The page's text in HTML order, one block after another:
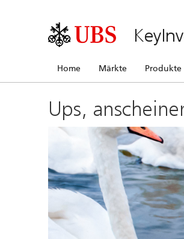
Home Märkte Produkte
Ups,